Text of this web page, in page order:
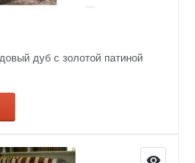
дуб с золотой патиной